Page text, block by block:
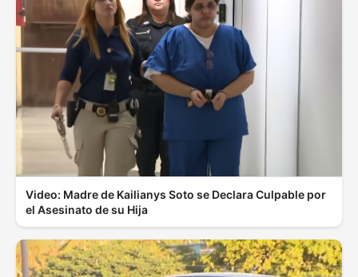
Video: Madre de Kailianys Soto se Declara Culpable por
el Asesinato de su Hija